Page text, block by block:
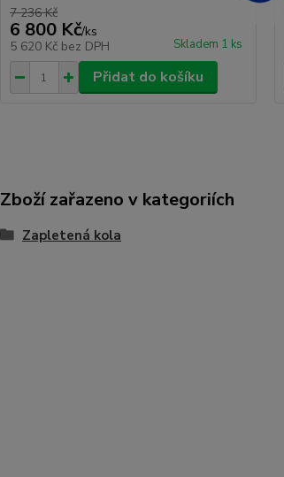
7 236 Kč
6 800 Kč/ks
5 620 Kč bez DPH Skladem 1 ks
Přidat do košíku
Zboží zařazeno v kategoriích
Zapletená kola